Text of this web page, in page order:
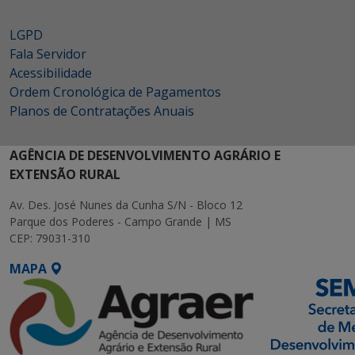
LGPD
Fala Servidor
Acessibilidade
Ordem Cronológica de Pagamentos
Planos de Contratações Anuais
AGÊNCIA DE DESENVOLVIMENTO AGRÁRIO E
EXTENSÃO RURAL
Av. Des. José Nunes da Cunha S/N - Bloco 12
Parque dos Poderes - Campo Grande | MS
CEP: 79031-310
MAPA